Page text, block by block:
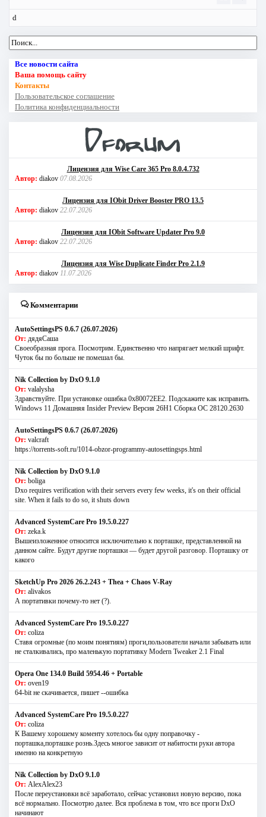
d
Все новости сайта
Ваша помощь сайту
Контакты
Пользовательское соглашение
Политика конфиденциальности
Лицензия для Wise Care 365 Pro 8.0.4.732
Автор: diakov 07.08.2026
Лицензия для IObit Driver Booster PRO 13.5
Автор: diakov 22.07.2026
Лицензия для IObit Software Updater Pro 9.0
Автор: diakov 22.07.2026
Лицензия для Wise Duplicate Finder Pro 2.1.9
Автор: diakov 11.07.2026
Комментарии
AutoSettingsPS 0.6.7 (26.07.2026)
От: дядяСаша
Своеобразная прога. Посмотрим. Единственно что напрягает мелкий шрифт.
Чуток бы по больше не помешал бы.
Nik Collection by DxO 9.1.0
От: valalysha
Здравствуйте. При установке ошибка 0х80072EE2. Подскажите как исправить.
Windows 11 Домашняя Insider Preview Версия 26H1 Сборка ОС 28120.2630
AutoSettingsPS 0.6.7 (26.07.2026)
От: valcraft
https://torrents-soft.ru/1014-obzor-programmy-autosettingsps.html
Nik Collection by DxO 9.1.0
От: boliga
Dxo requires verification with their servers every few weeks, it's on their official
site. When it fails to do so, it shuts down
Advanced SystemCare Pro 19.5.0.227
От: zeka.k
Вышеизложенное относится исключительно к порташке, представленной на
данном сайте. Будут другие порташки — будет другой разговор. Порташку от
какого
SketchUp Pro 2026 26.2.243 + Thea + Chaos V-Ray
От: alivakos
А портативки почему-то нет (?).
Advanced SystemCare Pro 19.5.0.227
От: coliza
Ставя огромные (по моим понятиям) проги,пользователи начали забывать или
не сталкивались, про маленькую портативку Modern Tweaker 2.1 Final
Opera One 134.0 Build 5954.46 + Portable
От: oven19
64-bit не скачивается, пишет --ошибка
Advanced SystemCare Pro 19.5.0.227
От: coliza
К Вашему хорошему коменту хотелось бы одну поправочку -
порташка,порташке рознь.Здесь многое зависит от набитости руки автора
именно на конкретную
Nik Collection by DxO 9.1.0
От: AlexAlex23
После переустановки всё заработало, сейчас установил новую версию, пока
всё нормально. Посмотрю далее. Вся проблема в том, что все проги DxO
начинают